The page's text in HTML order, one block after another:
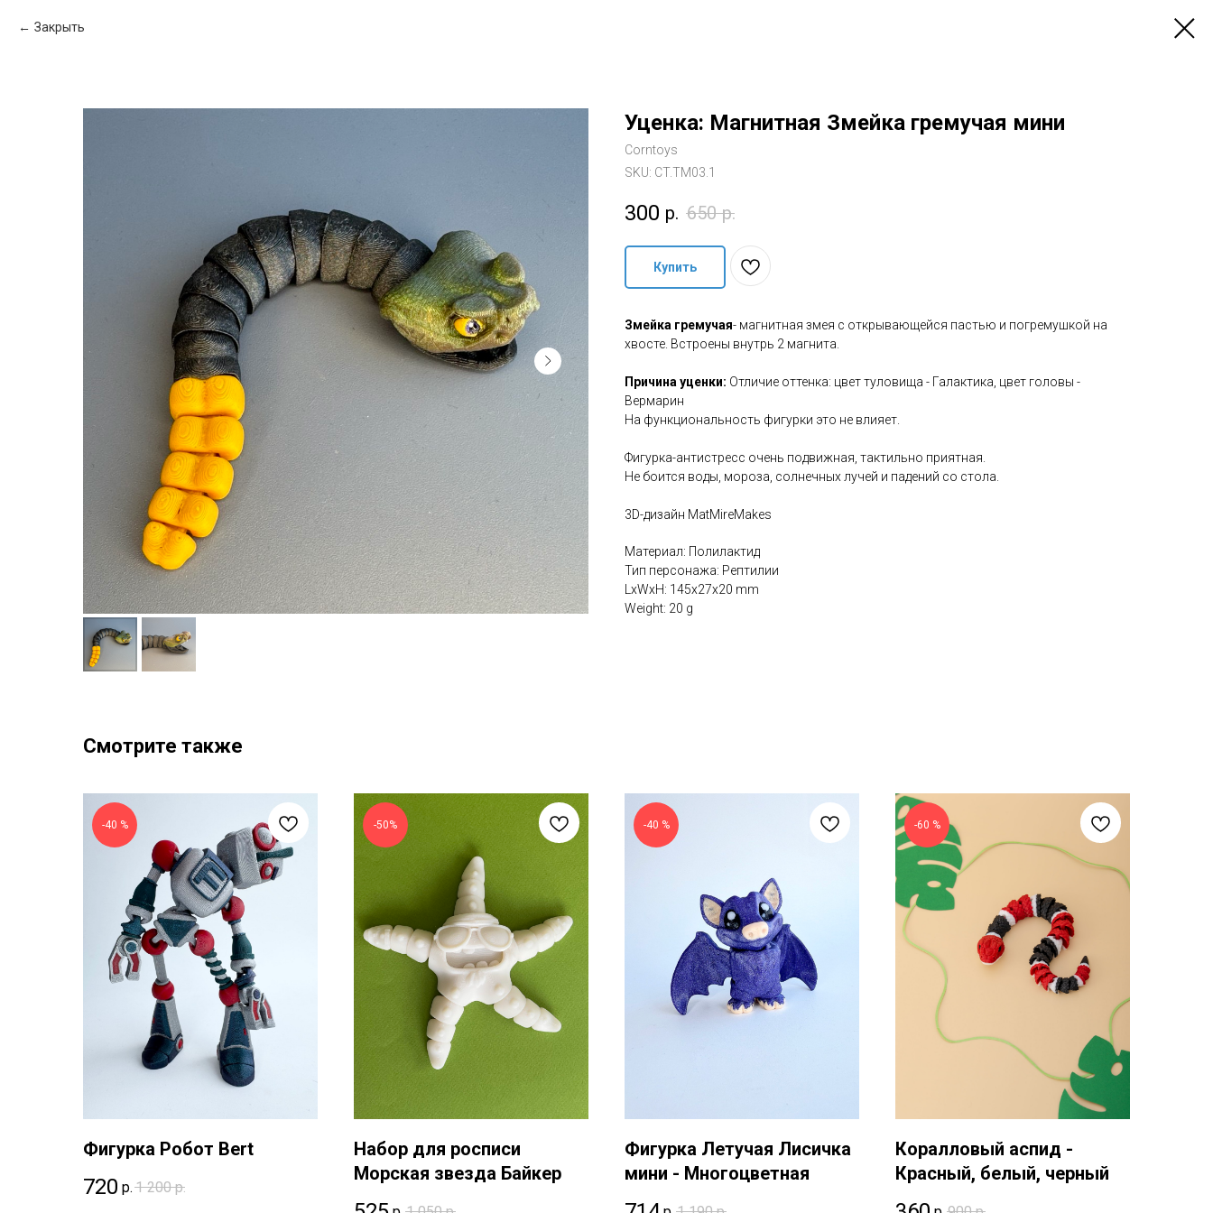
Закрыть
Уценка: Магнитная Змейка гремучая мини
Corntoys
SKU: CT.TM03.1
300 р. 650 р.
Купить
Змейка гремучая- магнитная змея с открывающейся пастью и погремушкой на
хвосте. Встроены внутрь 2 магнита.
Причина уценки: Отличие оттенка: цвет туловища - Галактика, цвет головы -
Вермарин
На функциональность фигурки это не влияет.
Фигурка-антистресс очень подвижная, тактильно приятная.
Не боится воды, мороза, солнечных лучей и падений со стола.
3D-дизайн MatMireMakes
Материал: Полилактид
Тип персонажа: Рептилии
LxWxH: 145x27x20 mm
Weight: 20 g
Смотрите также
-40 %
Фигурка Робот Bert
720 р. 1 200 р.
-50%
Набор для росписи
Морская звезда Байкер
-40 %
Фигурка Летучая Лисичка
мини - Многоцветная
-60 %
Коралловый аспид -
Красный, белый, черный